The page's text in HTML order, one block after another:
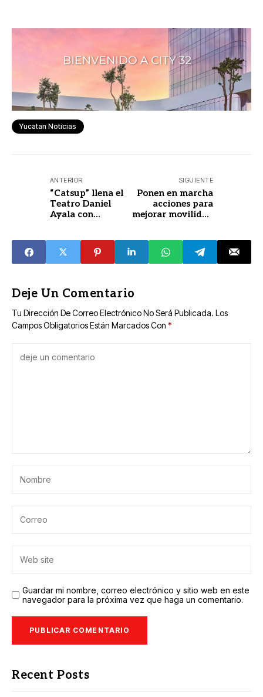
Yucatan Noticias
ANTERIOR
“Catsup” llena el
Teatro Daniel
Ayala con
Día de la Niñez
SIGUIENTE
Ponen en marcha
acciones para
mejorar movilidad
Hidalgo
Deje Un Comentario
Tu Dirección De Correo Electrónico No Será Publicada. Los
Campos Obligatorios Están Marcados Con *
Guardar mi nombre, correo electrónico y sitio web en este
navegador para la próxima vez que haga un comentario.
Recent Posts